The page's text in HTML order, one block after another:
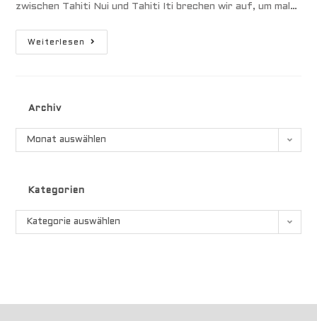
zwischen Tahiti Nui und Tahiti Iti brechen wir auf, um mal…
Weiterlesen
Makatea
Archiv
Archiv
Monat auswählen
Kategorien
Kategorien
Kategorie auswählen